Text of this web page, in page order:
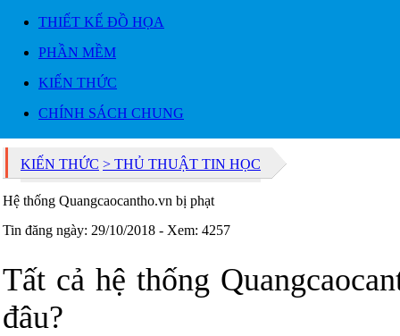
THIẾT KẾ ĐỒ HỌA
PHẦN MỀM
KIẾN THỨC
CHÍNH SÁCH CHUNG
KIẾN THỨC > THỦ THUẬT TIN HỌC
Hệ thống Quangcaocantho.vn bị phạt
Tin đăng ngày: 29/10/2018 - Xem: 4257
Tất cả hệ thống
đâu?